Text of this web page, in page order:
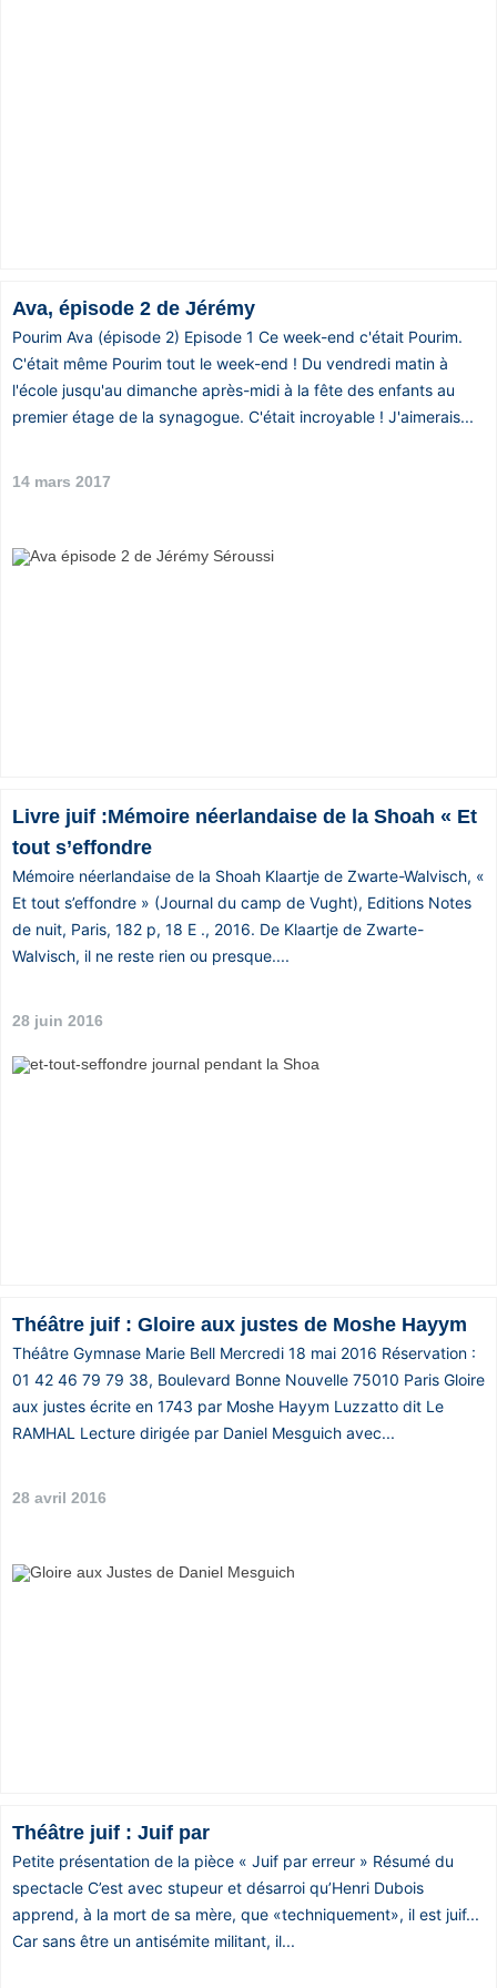
Ava, épisode 2 de Jérémy
Pourim Ava (épisode 2) Episode 1 Ce week-end c'était Pourim.
C'était même Pourim tout le week-end ! Du vendredi matin à
l'école jusqu'au dimanche après-midi à la fête des enfants au
premier étage de la synagogue. C'était incroyable ! J'aimerais...
14 mars 2017
Livre juif :Mémoire néerlandaise de la Shoah « Et
tout s’effondre
Mémoire néerlandaise de la Shoah Klaartje de Zwarte-Walvisch, «
Et tout s’effondre » (Journal du camp de Vught), Editions Notes
de nuit, Paris, 182 p, 18 E ., 2016. De Klaartje de Zwarte-
Walvisch, il ne reste rien ou presque....
28 juin 2016
Théâtre juif : Gloire aux justes de Moshe Hayym
Théâtre Gymnase Marie Bell Mercredi 18 mai 2016 Réservation :
01 42 46 79 79 38, Boulevard Bonne Nouvelle 75010 Paris Gloire
aux justes écrite en 1743 par Moshe Hayym Luzzatto dit Le
RAMHAL Lecture dirigée par Daniel Mesguich avec...
28 avril 2016
Théâtre juif : Juif par
Petite présentation de la pièce « Juif par erreur » Résumé du
spectacle C’est avec stupeur et désarroi qu’Henri Dubois
apprend, à la mort de sa mère, que «techniquement», il est juif...
Car sans être un antisémite militant, il...